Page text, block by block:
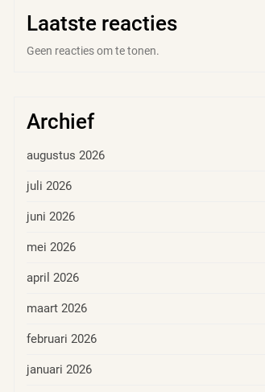
Laatste reacties
Geen reacties om te tonen.
Archief
augustus 2026
juli 2026
juni 2026
mei 2026
april 2026
maart 2026
februari 2026
januari 2026